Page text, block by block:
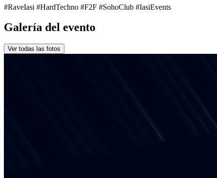
#RaveIasi #HardTechno #F2F #SohoClub #IasiEvents
Galería del evento
Ver todas las fotos